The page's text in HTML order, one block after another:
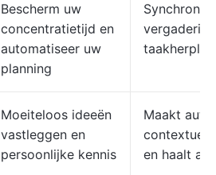
Bescherm uw
concentratietijd en
automatiseer uw
planning
Moeiteloos ideeën
vastleggen en
persoonlijke kennis
Maakt
en haalt